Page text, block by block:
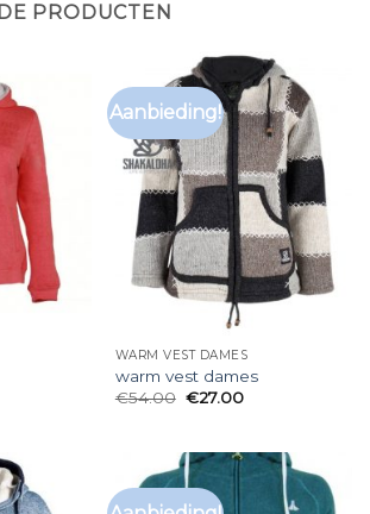
PRODUCTEN
Aanbieding!
WARM VEST DAMES
warm vest dames
€54.00 €27.00